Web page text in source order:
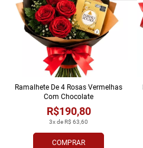
COMPRAR
3x de R$ 63,60
R$190,80
Ramalhete De 4 Rosas Vermelhas
Com Chocolate